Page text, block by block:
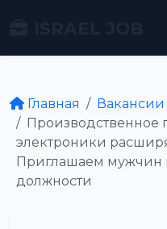
Главная
Вакансии
Производственное
электроники
Приглашаем
должности